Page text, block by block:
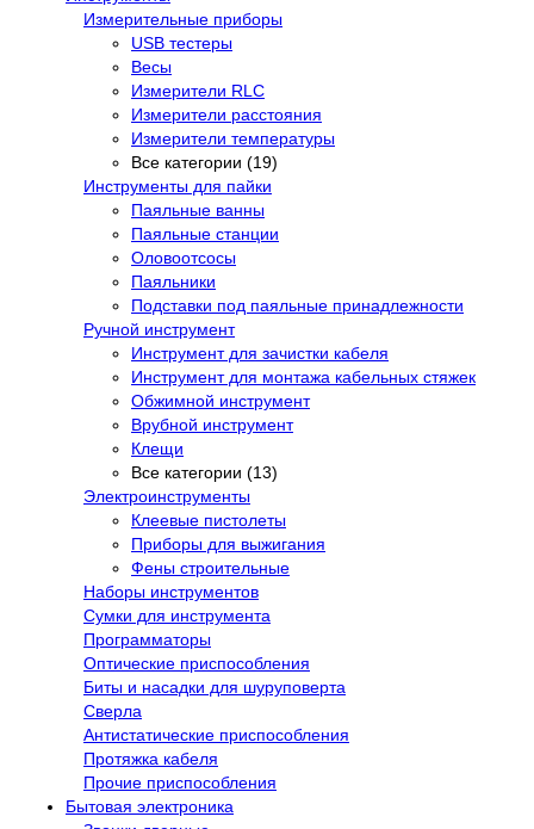
Измерительные приборы
USB тестеры
Весы
Измерители RLC
Измерители расстояния
Измерители температуры
Все категории (19)
Инструменты для пайки
Паяльные ванны
Паяльные станции
Оловоотсосы
Паяльники
Подставки под паяльные принадлежности
Ручной инструмент
Инструмент для зачистки кабеля
Инструмент для монтажа кабельных стяжек
Обжимной инструмент
Врубной инструмент
Клещи
Все категории (13)
Электроинструменты
Клеевые пистолеты
Приборы для выжигания
Фены строительные
Наборы инструментов
Сумки для инструмента
Программаторы
Оптические приспособления
Биты и насадки для шуруповерта
Сверла
Антистатические приспособления
Протяжка кабеля
Прочие приспособления
Бытовая электроника